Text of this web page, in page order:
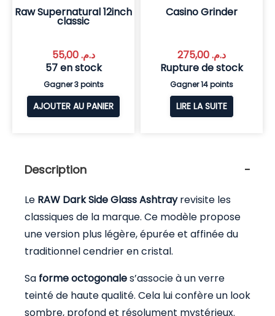
Raw Supernatural 12inch
classic
د.م.55,00
57 en stock
Gagner 3 points
AJOUTER AU PANIER
Casino Grinder
د.م.
Rupture de stock
Gagner 14 points
LIRE LA SUITE
Description
Le RAW Dark Side Glass Ashtrayrevisite les
classiques de la marque. Ce modèle propose
une version plus légère, épurée et affinée du
traditionnel cendrier en cristal.
Sa forme octogonales’associe à un verre
teinté de haute qualité. Cela lui confère un look
sombre, profond et résolument mystérieux.